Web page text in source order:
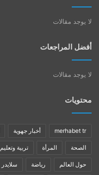
لا يوجد مقالات
أفضل المراجعات
لا يوجد مقالات
محتويات
merhabet tr أخبار جهوية
الصحة المرأة تربية وتعليم
حول العالم رياضة سلايدر